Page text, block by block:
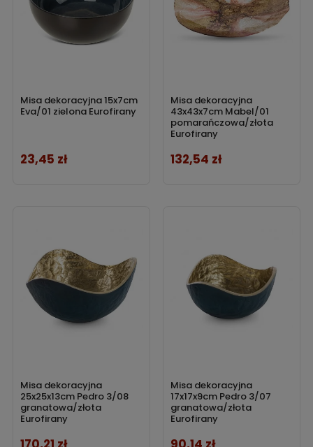
Misa dekoracyjna 15x7cm
Eva/01 zielona Eurofirany
Cena
23,45 zł
Misa dekoracyjna
43x43x7cm Mabel/01
pomarańczowa/złota
Eurofirany
Cena
132,54 zł
Misa dekoracyjna
25x25x13cm Pedro 3/08
granatowa/złota
Eurofirany
Cena
Misa dekoracyjna
17x17x9cm Pedro 3/07
granatowa/złota
Eurofirany
Cena